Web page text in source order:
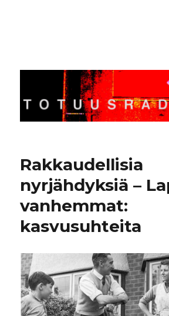
Rakkaudellisia
nyrjähdyksiä –
vanhemmat:
kasvusuhteita